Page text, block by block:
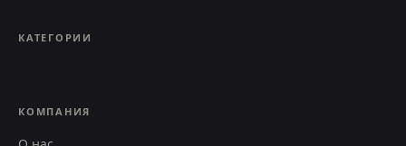
КАТЕГОРИИ
КОМПАНИЯ